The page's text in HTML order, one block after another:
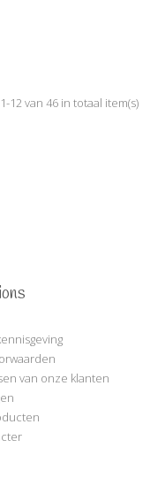
12 van 46 in totaal item(s)
van onze klanten